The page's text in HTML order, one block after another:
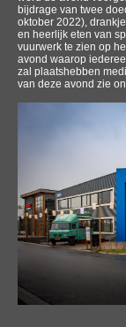
bijdrage van twee
oktober 2022),
en heerlijk eten van
vuurwerk te zien op
avond waarop
zal plaatshebben
van deze avond zie